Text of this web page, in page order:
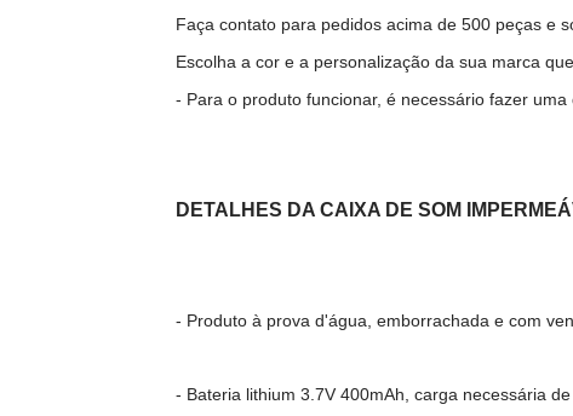
Faça contato para pedidos acima de 500 peças e
Escolha a cor e a personalização da sua marca
- Para o produto funcionar, é necessário fazer uma
DETALHES DA CAIXA DE SOM
- Produto à prova d'água, emborrachada e com
- Bateria lithium 3.7V 400mAh, carga necessária